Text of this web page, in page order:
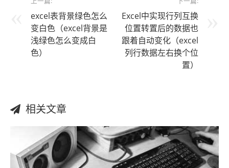
excel表背景绿色怎么
变白色（excel背景是
浅绿色怎么变成白
色）
Excel中实现行列互换
位置转置后的数据也
跟着自动变化（excel
列行数据左右换个位
置）
相关文章